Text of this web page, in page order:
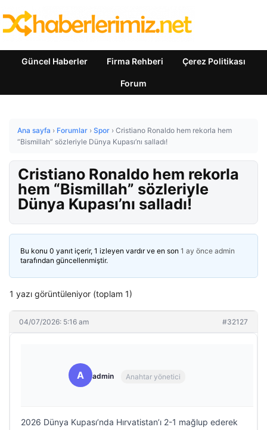
Güncel Haberler Firma Rehberi Çerez Politikası
Forum
Ana sayfa › Forumlar › Spor › Cristiano Ronaldo hem rekorla hem
“Bismillah” sözleriyle Dünya Kupası’nı salladı!
Cristiano Ronaldo hem rekorla
hem “Bismillah” sözleriyle
Dünya Kupası’nı salladı!
Bu konu 0 yanıt içerir, 1 izleyen vardır ve en son 1 ay önce admin
tarafından güncellenmiştir.
1 yazı görüntüleniyor (toplam 1)
04/07/2026: 5:16 am #32127
A admin Anahtar yönetici
2026 Dünya Kupası’nda Hırvatistan’ı 2-1 mağlup ederek